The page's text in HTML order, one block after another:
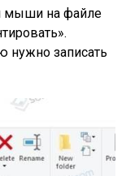
мыши на файле
нужно записать